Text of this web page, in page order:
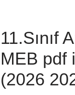
11.Sınıf
MEB pdf
(2026